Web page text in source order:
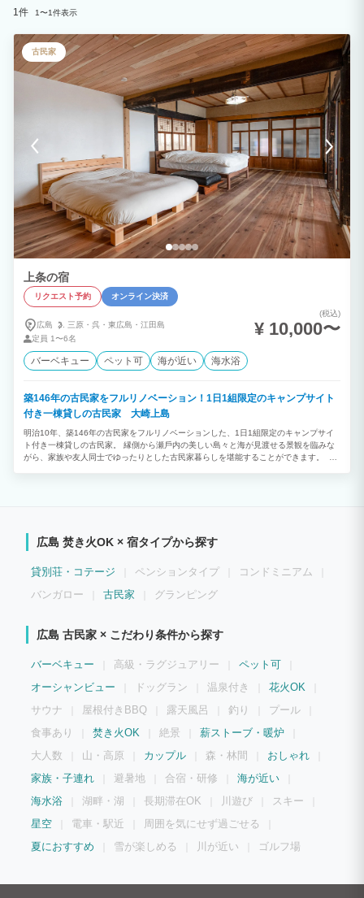
1件 1〜1件表示
古民家
上条の宿
リクエスト予約 オンライン決済
広島 三原・ 呉・ 東広島・ 江田島
定員 1〜6名
(税込)
¥ 10,000〜
バーベキュー ペット可 海が近い 海水浴
築146年の古⺠家をフルリノベーション！1⽇1組限定のキャンプサイト
付き⼀棟貸しの古民家 大崎上島
明治10年、築146年の古⺠家をフルリノベーションした、1⽇1組限定のキャンプサイ
ト付き⼀棟貸しの古民家。 縁側から瀬⼾内の美しい島々と海が⾒渡せる景観を臨みな
がら、家族や友⼈同⼠でゆったりとした古⺠家暮らしを堪能することができます。 築
広島 焚き火OK × 宿タイプから探す
貸別荘・コテージ ペンションタイプ
コンドミニアム
バンガロー
古民家 グランピング
広島 古民家 × こだわり条件から探す
バーベキュー 高級・ラグジュアリー
ペット可
オーシャンビュー
ドッグラン 温泉付き
花火OK
サウナ
屋根付きBBQ 露天風呂 釣り
プール
食事あり
焚き火OK 絶景
薪ストーブ・暖炉
大人数
山・高原 カップル 森・林間
おしゃれ
家族・子連れ
避暑地 合宿・研修
海が近い
海水浴
湖畔・湖 長期滞在OK 川遊び
スキー
星空
電車・駅近
周囲を気にせず過ごせる
夏におすすめ
雪が楽しめる 川が近い ゴルフ場